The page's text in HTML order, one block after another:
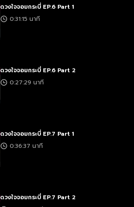
ดวงใจจอมกระบี่ EP.6 Part 1
0:31:15 นาที
ดวงใจจอมกระบี่ EP.6 Part 2
0:27:29 นาที
ดวงใจจอมกระบี่ EP.7 Part 1
0:36:37 นาที
ดวงใจจอมกระบี่ EP.7 Part 2